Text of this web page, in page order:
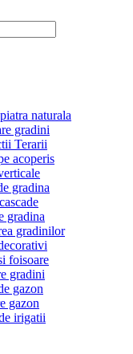
naturala
gradini
Terarii
acoperis
gradina
gradina
gradinilor
foisoare
gradini
gazon
gazon
irigatii